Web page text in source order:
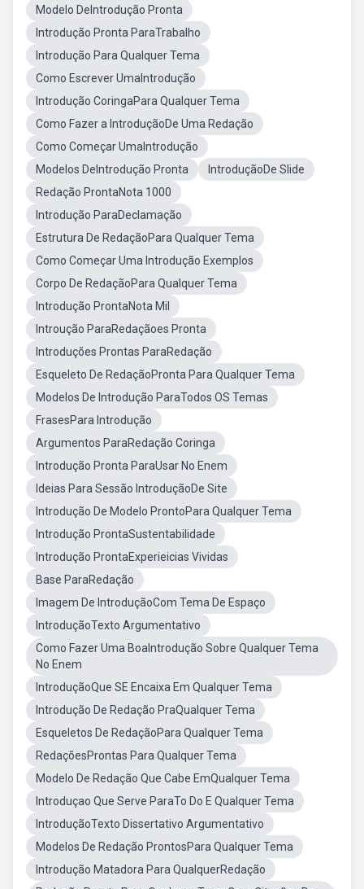
Modelo DeIntrodução Pronta
Introdução Pronta ParaTrabalho
Introdução Para Qualquer Tema
Como Escrever UmaIntrodução
Introdução CoringaPara Qualquer Tema
Como Fazer a IntroduçãoDe Uma Redação
Como Começar UmaIntrodução
Modelos DeIntrodução Pronta
IntroduçãoDe Slide
Redação ProntaNota 1000
Introdução ParaDeclamação
Estrutura De RedaçãoPara Qualquer Tema
Como Começar Uma Introdução Exemplos
Corpo De RedaçãoPara Qualquer Tema
Introdução ProntaNota Mil
Introução ParaRedaçãoes Pronta
Introduções Prontas ParaRedação
Esqueleto De RedaçãoPronta Para Qualquer Tema
Modelos De Introdução ParaTodos OS Temas
FrasesPara Introdução
Argumentos ParaRedação Coringa
Introdução Pronta ParaUsar No Enem
Ideias Para Sessão IntroduçãoDe Site
Introdução De Modelo ProntoPara Qualquer Tema
Introdução ProntaSustentabilidade
Introdução ProntaExperieicias Vividas
Base ParaRedação
Imagem De IntroduçãoCom Tema De Espaço
IntroduçãoTexto Argumentativo
Como Fazer Uma BoaIntrodução Sobre Qualquer Tema
No Enem
IntroduçãoQue SE Encaixa Em Qualquer Tema
Introdução De Redação PraQualquer Tema
Esqueletos De RedaçãoPara Qualquer Tema
RedaçõesProntas Para Qualquer Tema
Modelo De Redação Que Cabe EmQualquer Tema
Introduçao Que Serve ParaTo Do E Qualquer Tema
IntroduçãoTexto Dissertativo Argumentativo
Modelos De Redação ProntosPara Qualquer Tema
Introdução Matadora Para QualquerRedação